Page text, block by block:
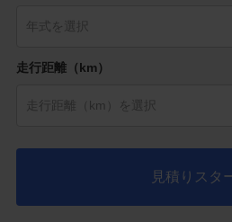
走行距離（km）
見積りスタ